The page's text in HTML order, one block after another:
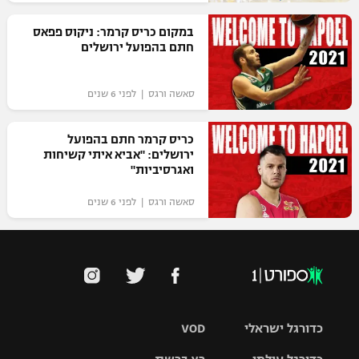
רשיון להקרנה פומבית לבית עסק
הצטרפות לחבילת הערוצים
לוח דרושים – ג'ובנט
תגיות
המגזין
במקום כריס קרמר: ניקוס פפאס
חתם בהפועל ירושלים
סאשה ורגס | לפני 6 שנים
כריס קרמר חתם בהפועל
ירושלים: "אביא איתי קשיחות
ואגרסיביות"
סאשה ורגס | לפני 6 שנים
VOD כדורגל ישראלי